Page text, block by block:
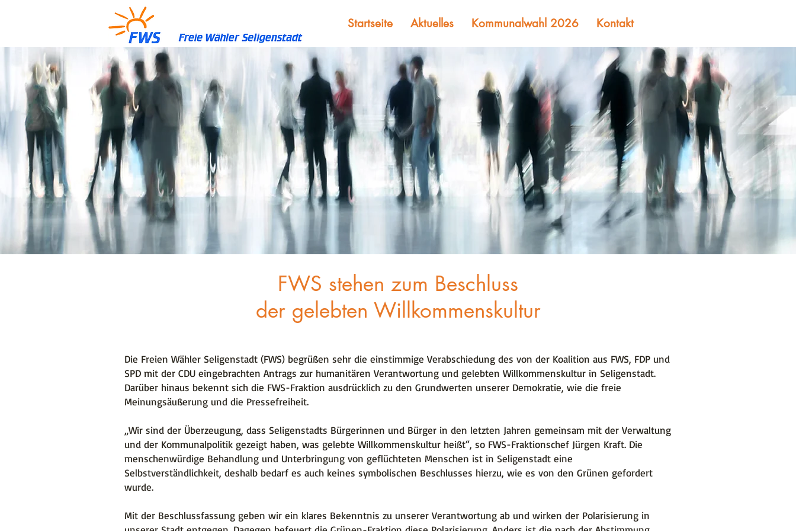
Startseite Aktuelles Kommunalwahl 2026 Kontakt
FWS stehen zum Beschluss
der gelebten Willkommenskultur
Die Freien Wähler Seligenstadt (FWS) begrüßen sehr die einstimmige Verabschiedung des von der Koalition aus FWS, FDP und
SPD mit der CDU eingebrachten Antrags zur humanitären Verantwortung und gelebten Willkommenskultur in Seligenstadt.
Darüber hinaus bekennt sich die FWS-Fraktion ausdrücklich zu den Grundwerten unserer Demokratie, wie die freie
Meinungsäußerung und die Pressefreiheit.
„Wir sind der Überzeugung, dass Seligenstadts Bürgerinnen und Bürger in den letzten Jahren gemeinsam mit der Verwaltung
und der Kommunalpolitik gezeigt haben, was gelebte Willkommenskultur heißt“, so FWS-Fraktionschef Jürgen Kraft. Die
menschenwürdige Behandlung und Unterbringung von geflüchteten Menschen ist in Seligenstadt eine
Selbstverständlichkeit, deshalb bedarf es auch keines symbolischen Beschlusses hierzu, wie es von den Grünen gefordert
wurde.
Mit der Beschlussfassung geben wir ein klares Bekenntnis zu unserer Verantwortung ab und wirken der Polarisierung in